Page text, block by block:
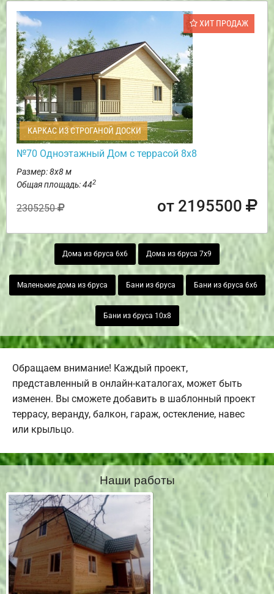
ХИТ ПРОДАЖ
КАРКАС ИЗ СТРОГАНОЙ ДОСКИ
№70 Одноэтажный Дом с террасой 8х8
Размер: 8х8 м
Общая площадь: 442
2305250 от 2195500
Дома из бруса 6х6 Дома из бруса 7х9
Маленькие дома из бруса Бани из бруса Бани из бруса 6х6
Бани из бруса 10х8
Обращаем внимание! Каждый проект,
представленный в онлайн-каталогах, может быть
изменен. Вы сможете добавить в шаблонный проект
террасу, веранду, балкон, гараж, остекление, навес
или крыльцо.
Наши работы